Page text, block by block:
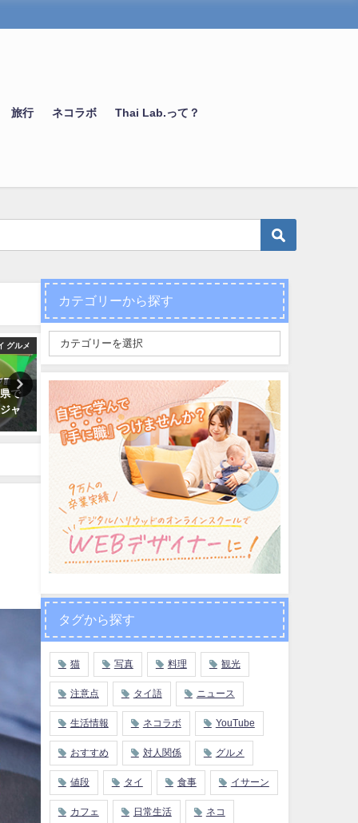
旅行 ネコラボ Thai Lab.って？
活情報
マ
で
【タイ面白CM】タイの個性派俳
優「サーイチア」の出てるCMは
だいたい名作
2021年1月13日
【日常タイ語】両替所で使
タイ語表現
2021年3月25日
カテゴリーから探す
タグから探す
猫 写真 料理 観光
注意点 タイ語 ニュース
生活情報 ネコラボ YouTube
おすすめ 対人関係 グルメ
値段 タイ 食事 イサーン
カフェ 日常生活 ネコ